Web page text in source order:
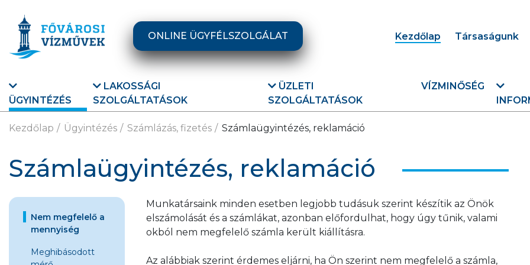
ONLINE ÜGYFÉLSZOLGÁLAT Kezdőlap Társaságunk
ÜGYINTÉZÉS
LAKOSSÁGI
SZOLGÁLTATÁSOK
ÜZLETI
SZOLGÁLTATÁSOK
VÍZMINŐSÉG
Kezdőlap Ügyintézés Számlázás, fizetés Számlaügyintézés, reklamáció
Számlaügyintézés, reklamáció
Nem megfelelő a
mennyiség
Meghibásodott
Munkatársaink minden esetben legjobb tudásuk szerint készítik az Önök
elszámolását és a számlákat, azonban előfordulhat, hogy úgy tűnik, valami
okból nem megfelelő számla került kiállításra.
Az alábbiak szerint érdemes eljárni, ha Ön szerint nem megfelelő a számla,